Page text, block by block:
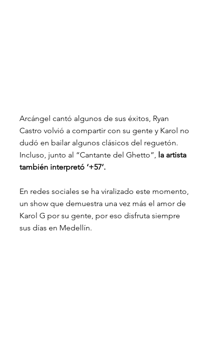
Arcángel cantó algunos de sus éxitos, Ryan
Castro volvió a compartir con su gente y Karol no
dudó en bailar algunos clásicos del reguetón.
Incluso, junto al “Cantante del Ghetto”, la artista
también interpretó ‘+57’.
En redes sociales se ha viralizado este momento,
un show que demuestra una vez más el amor de
Karol G por su gente, por eso disfruta siempre
sus días en Medellín.